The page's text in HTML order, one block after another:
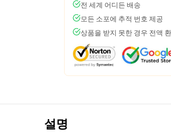
전 세계 어디든 배송
모든 소포에 추적 번호 제공
상품을 받지 못한 경우 전액
설명